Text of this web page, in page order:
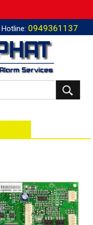
Hotline: 0949361137